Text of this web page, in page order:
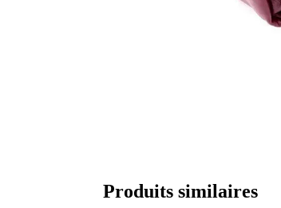
Produits similaires